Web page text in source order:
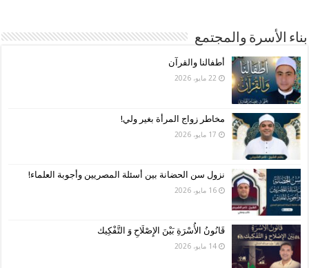
بناء الأسرة والمجتمع
أطفالنا والقرآن
22 مايو، 2026
مخاطر زواج المرأة بغير ولي!
17 مايو، 2026
نزول سن الحضانة بين أسئلة المصريين وأجوبة العلماء!
16 مايو، 2026
قَانُونُ الأُسْرَةِ بَيْنَ الإِصْلَاحِ وَ التَّفْكِيك
14 مايو، 2026